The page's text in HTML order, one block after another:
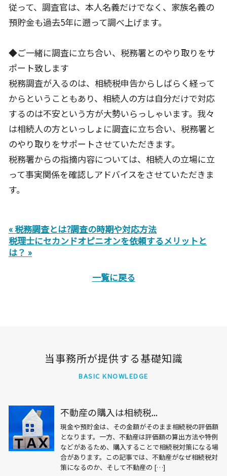
従って、調査官は、本人名義だけでなく、家族名義の
預貯金も過去5年に遡って調べ上げます。
◆ご一緒に調査に立ち合い、税務署とのやり取りをサ
ポート致します
税務調査が入るのは、相続税申告からしばらく経って
からということもあり、相続人の方は自分だけで対応
するのは不安という方が大勢いらっしゃいます。我々
は相続人の方といっしょに調査に立ち合い、税務署と
のやり取りをサポートさせていただきます。
税務署からの指摘内容については、相続人の立場に立
って事実関係を確認しアドバイスをさせていただきま
す。
« 税務調査とは?調査の時期や対応方法
税理士にセカンドオピニオンを依頼するメリットと
は？ »
一覧に戻る
当事務所が提供する基礎知識
BASIC KNOWLEDGE
不動産の購入は相続税...
現金や預貯金は、その金額がそのまま相続税の評価額
となります。一方、不動産は評価額の算出方法や特例
などがあるため、購入することで相続税対策になる場
合があります。この記事では、不動産がなぜ相続税対
策になるのか、そして不動産の […]